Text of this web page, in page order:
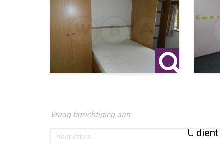
U
Vraag bezichtiging aan